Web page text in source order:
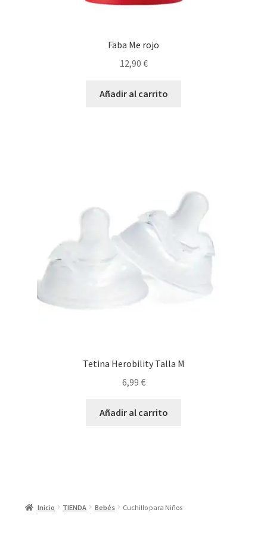
Faba Me rojo
12,90 €
Añadir al carrito
Tetina Herobility Talla M
6,99 €
Añadir al carrito
Inicio TIENDA Bebés Cuchillo para Niños